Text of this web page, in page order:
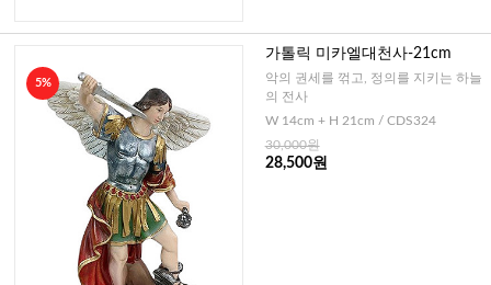
5%
가톨릭 미카엘대천사-21cm
악의 권세를 꺾고, 정의를 지키는 하늘
의 전사
W 14cm + H 21cm / CDS324
30,000원
28,500원